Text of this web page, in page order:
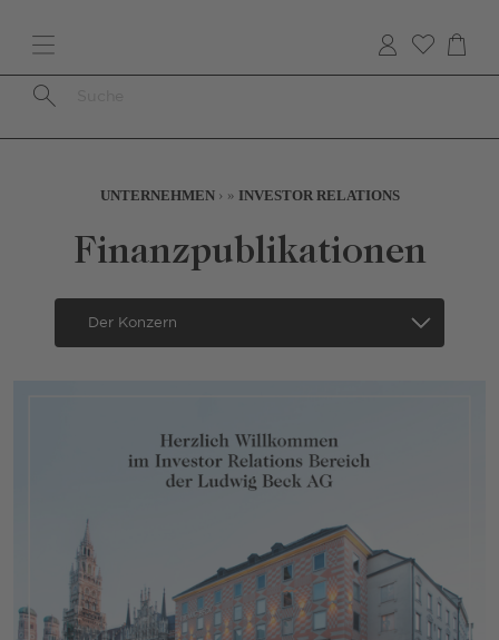
Inhalt
Pfadnavigation
UNTERNEHMEN INVESTOR RELATIONS
Finanzpublikationen
Secondary
Navigation